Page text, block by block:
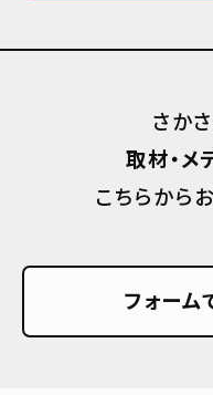
さか
取材・メ
こちらから
フォー